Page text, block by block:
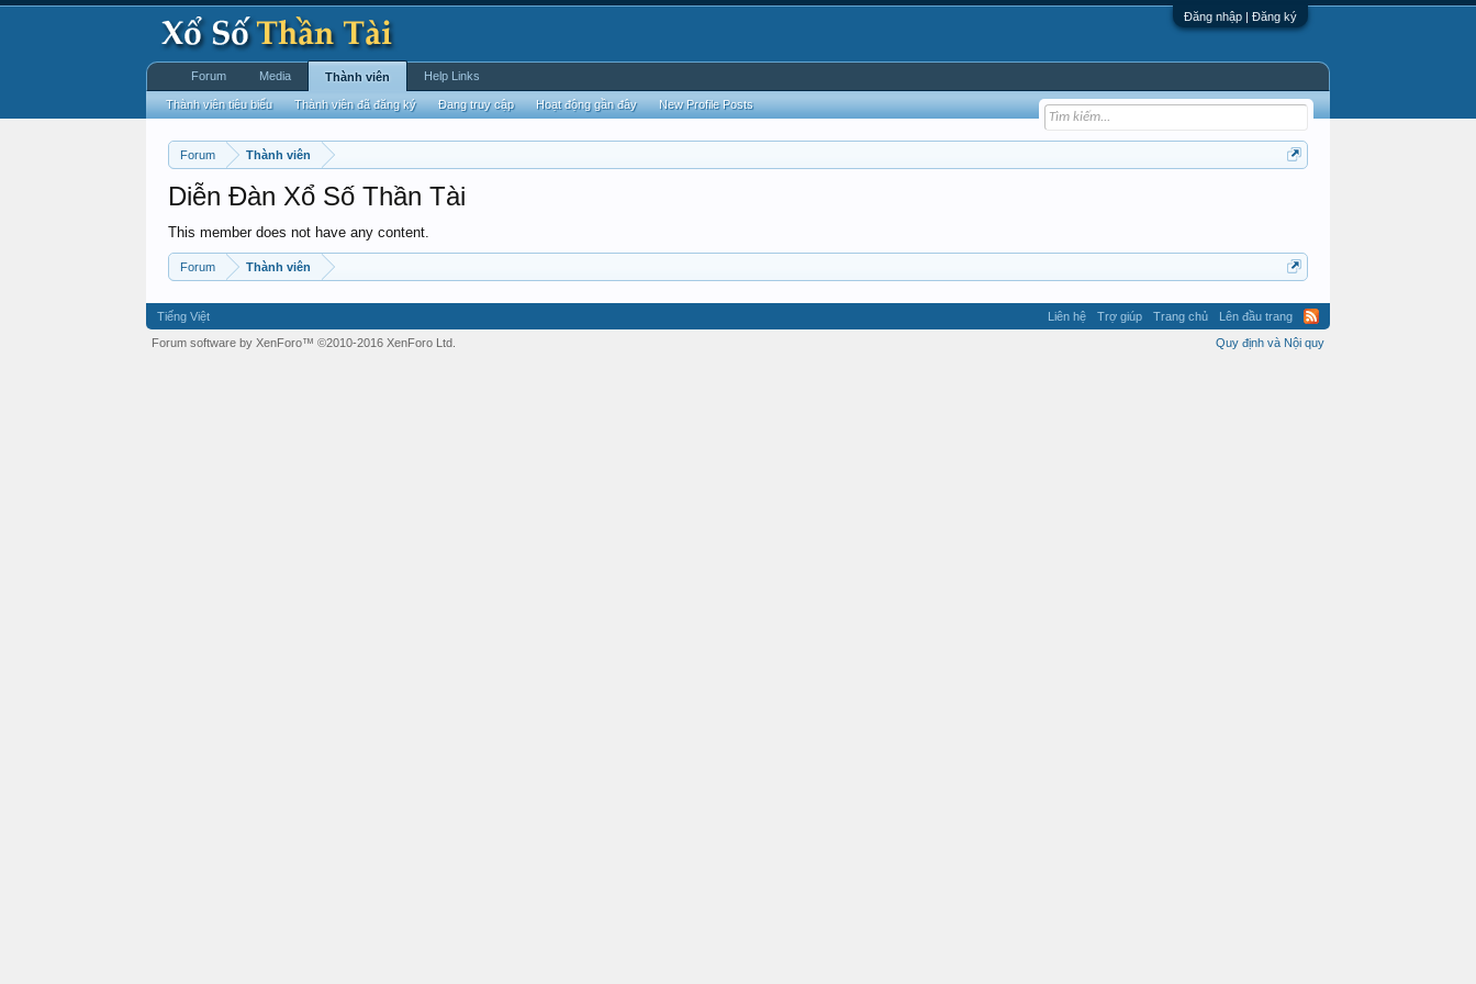
Đăng nhập | Đăng ký
Forum Thành viên
Diễn Đàn Xổ Số Thần Tài
This member does not have any content.
Forum Thành viên
Forum Media Thành viên
Thành viên tiêu biểu Thành viên đã đăng ký Đang truy cập Hoạt động gần đây New Profile Posts
Help Links
Tiếng Việt Liên hệ Trợ giúp Trang chủ
Lên đầu trang
Quy định và Nội quy
Forum software by XenForo™ ©2010-2016 XenForo Ltd.